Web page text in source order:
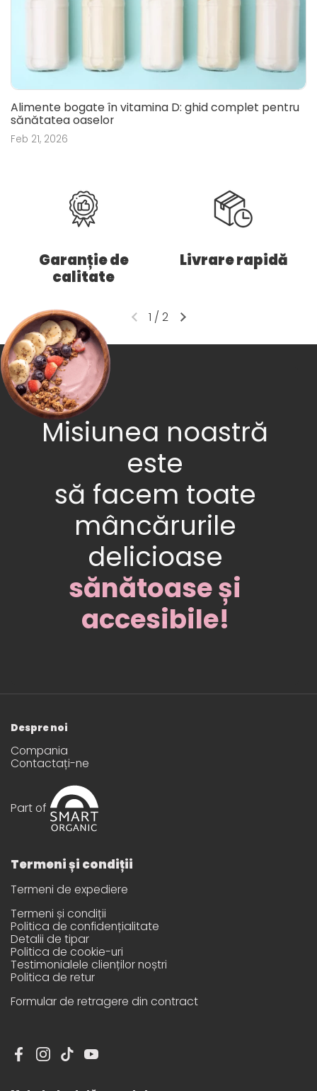
Alimente bogate în vitamina D: ghid complet pentru
sănătatea oaselor
Feb 21, 2026
Garanție de
calitate
Livrare rapidă
1 / 2
Misiunea noastră
este
să facem toate
mâncărurile
delicioase
sănătoase și
accesibile!
Despre noi
Compania
Contactați-ne
Part of
Termeni și condiții
Termeni de expediere
Termeni și condiții
Politica de confidențialitate
Detalii de tipar
Politica de cookie-uri
Testimonialele clienților noștri
Politica de retur
Formular de retragere din contract
Facebook
Instagram
TikTokYouTube